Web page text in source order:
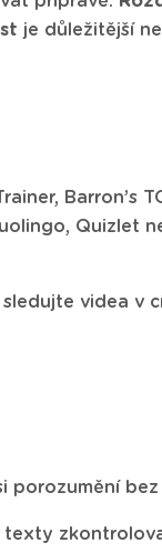
je důležitější
Barron’s
Quizlet
videa v
porozumění
texty